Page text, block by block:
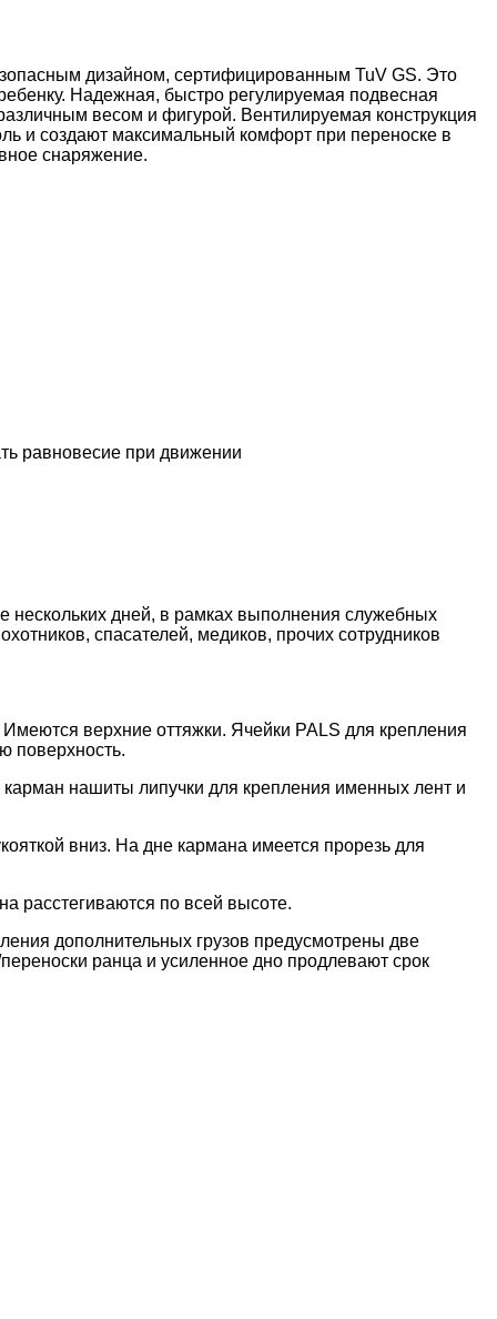
дизайном, сертифицированным TuV GS. Это
Надежная, быстро регулируемая подвесная
весом и фигурой. Вентилируемая конструкция
и создают максимальный комфорт при переноске в
снаряжение.
равновесие при движении
нескольких дней, в рамках выполнения служебных
спасателей, медиков, прочих сотрудников
верхние оттяжки. Ячейки PALS для крепления
поверхность.
нашиты липучки для крепления именных лент и
вниз. На дне кармана имеется прорезь для
расстегиваются по всей высоте.
дополнительных грузов предусмотрены две
ранца и усиленное дно продлевают срок